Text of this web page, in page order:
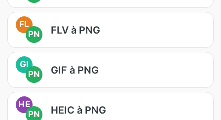
FL
PN
FLV à PNG
GI
PN
GIF à PNG
HE
PN
HEIC à PNG